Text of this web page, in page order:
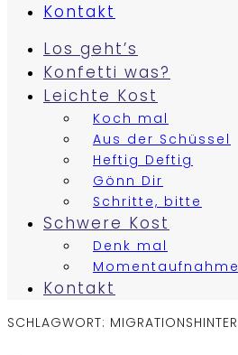
Kontakt
Los geht’s
Konfetti was?
Leichte Kost
Koch mal
Aus der Schüssel
Heftig Deftig
Gönn Dir
Schritte, bitte
Schwere Kost
Denk mal
Momentaufnahme
Kontakt
SCHLAGWORT: